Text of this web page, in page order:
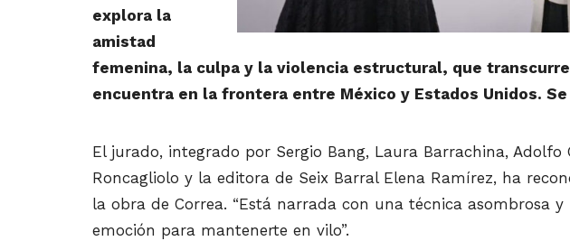
explora la
amistad
femenina, la culpa y la violencia estructural, que
encuentra en la frontera entre México y Estados Unidos. Se
El jurado, integrado por Sergio Bang, Laura Barrachina, Adolfo
Roncagliolo y la editora de Seix Barral Elena Ramírez, ha
la obra de Correa. “Está narrada con una técnica asombrosa
emoción para mantenerte en vilo”.